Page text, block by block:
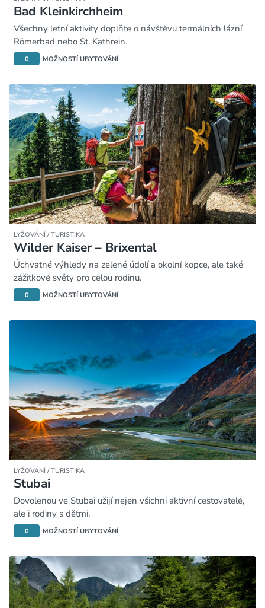
Bad Kleinkirchheim
Všechny letní aktivity doplňte o návštěvu termálních lázní
Römerbad nebo St. Kathrein.
0 MOŽNOSTÍ UBYTOVÁNÍ
LYŽOVÁNÍ / TURISTIKA
Wilder Kaiser – Brixental
Úchvatné výhledy na zelené údolí a okolní kopce, ale také
zážitkové světy pro celou rodinu.
0 MOŽNOSTÍ UBYTOVÁNÍ
LYŽOVÁNÍ / TURISTIKA
Stubai
Dovolenou ve Stubai užijí nejen všichni aktivní cestovatelé,
ale i rodiny s dětmi.
0 MOŽNOSTÍ UBYTOVÁNÍ